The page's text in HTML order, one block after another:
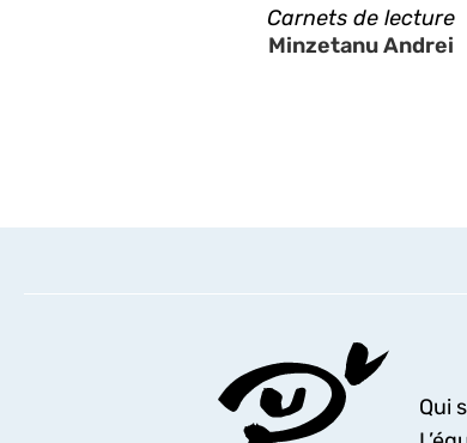
Carnets de lecture
Minzetanu Andrei
Qui